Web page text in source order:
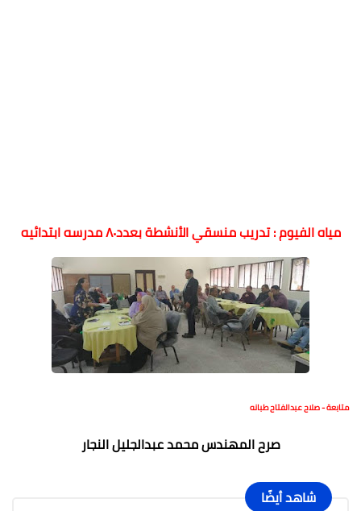
مياه الفيوم : تدريب منسقي الأنشطة بعدد٨٠ مدرسه ابتدائيه
متابعة - صلاح عبدالفتاح طبانه
صرح المهندس محمد عبدالجليل النجار
شاهد أيضًا